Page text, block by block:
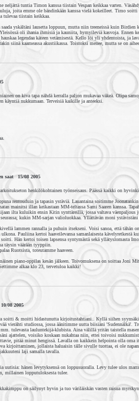
neljättä tuntia Timon kanssa tiistain Vespan keikkaa varten.
joita emme ole bändinkään kanssa vielä kokeilleet. Timo
tulevaa tiistain keikkaa.
saada yskältäni lausetta loppuun, mutta niin treeneissä kuin
oli ihania ihmisiä ja kauniita, hymyileviä kasvoja. Ennen
legendaa käteen vetämisestä. Kello löi yli yhdentoista, ja
siinä kaameassa akustiikassa. Toistoksi menee, mutta se on
on kiva tapa nähdä kerralla paljon mukavaa väkeä. Olipa
käyntiä nukkumaan. Terveisiä kaikille ja anteeksi.
saat 15/08 2005
henkilökohtainen työnseisaus. Päässä kaikki on
rentouduin ja tapasin ystäviä. Lauantaina soitimme
mainitsi illan keikastaan MM-teltassa Sami Saaren kanssa.
ilta kuluikin ensin Kitin synttäreillä, jossa valtava väenpaljous
kukin MM-sarjan valioluokkaa. Yllättävän moni
lammen rannalla ja puhuin itsekseni. Voisi sanoa, että
Pauliina kertoi haaveilevansa samanlaisesta
soitti. Hän kertoi toisen lapsensa syntymästä sekä yllätyslomasta
täysin väärään tyyppiin.
Ruotsista, toteutamme haaveen.
piano-oppilas kesän jälkeen. Toivomuksena on soittaa Joni
alkaa klo 23, tervetuloa kaikki!
08 2005
soitti & moitti hidastunutta kirjoitustahtiani.. Kyllä siihen
vierähti studiossa, jossa äänitimme uutta biisiäni 'Sudennälkä'.
mm. tulevasta lauluntekijä-klubista. Aina välillä yritän taistella
ajattelen, voisiko koskaan nukahtaa niin, ettei toivoisi
pitää minut hengissä. Lavalla on kaikkein helpointa olla
kirjoittaminen, jollaista haluaisin tälle sivulle tuottaa, ei ole
laji samalla tavalla.
uutisia: hänen levytyksensä on loppusuoralla. Levy tulee ulos
millainen lopputuloksesta tulee.
on säilynyt hyvin ja tuo väriläiskän vasten raisua